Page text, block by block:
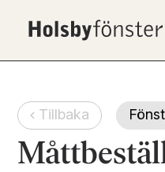
Tillbaka